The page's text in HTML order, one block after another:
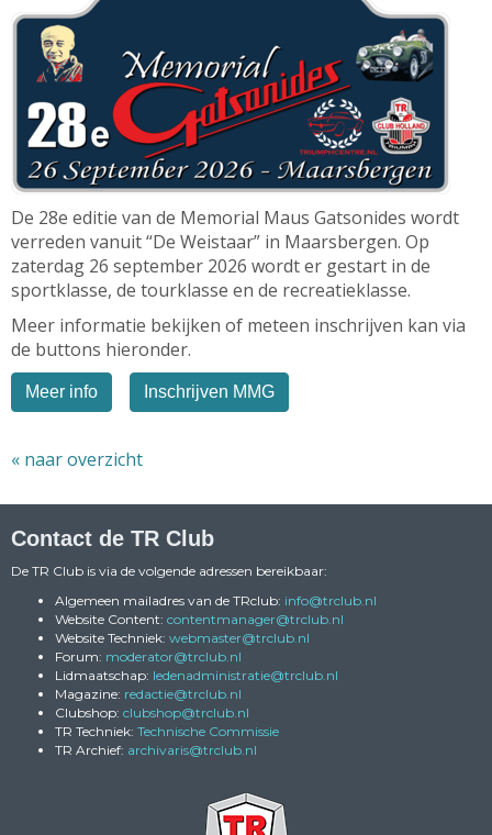
De 28e editie van de Memorial Maus Gatsonides wordt
verreden vanuit “De Weistaar” in Maarsbergen. Op
zaterdag 26 september 2026 wordt er gestart in de
sportklasse, de tourklasse en de recreatieklasse.
Meer informatie bekijken of meteen inschrijven kan via
de buttons hieronder.
Meer info Inschrijven MMG
« naar overzicht
Contact de TR Club
De TR Club is via de volgende adressen bereikbaar:
Algemeen mailadres van de TRclub: ofni@trclub.nl
Website Content: reganamtnetnoc@trclub.nl
Website Techniek: retsambew@trclub.nl
Forum: rotaredom@trclub.nl
Lidmaatschap: eitartsinimdanedel@trclub.nl
Magazine: eitcader@trclub.nl
Clubshop: pohsbulc@trclub.nl
TR Techniek: Technische Commissie
TR Archief: siravihcra@trclub.nl